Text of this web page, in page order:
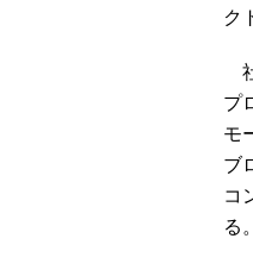
ク
プ
モ
ブ
コ
る。